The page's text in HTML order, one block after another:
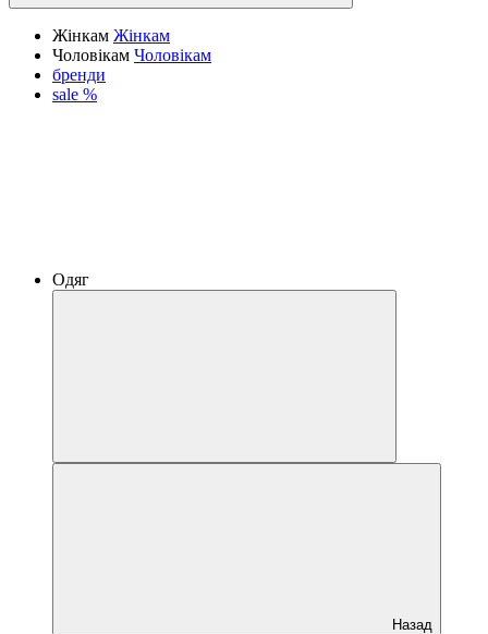
Жінкам Жінкам
Чоловікам Чоловікам
бренди
sale %
Одяг
Назад